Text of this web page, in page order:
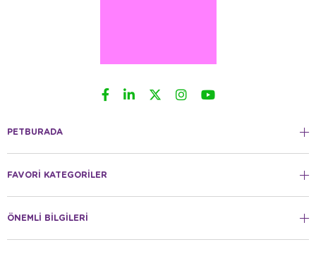
PETBURADA
FAVORİ KATEGORİLER
ÖNEMLİ BİLGİLERİ